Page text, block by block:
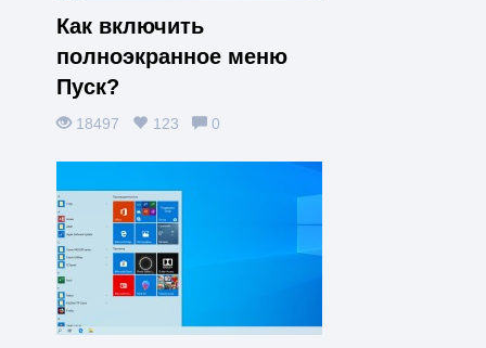
Как включить
полноэкранное меню
Пуск?
18497 123 0